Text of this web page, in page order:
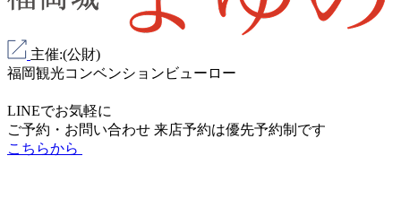
主催:(公財)
福岡観光コンベンションビューロー
LINEでお気軽に
ご予約・お問い合わせ 来店予約は優先予約制 です
こちらから